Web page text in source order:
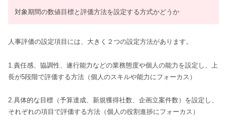
対象期間の数値目標と評価方法を設定する方式かどうか
人事評価の設定項目には、大きく２つの設定方法があります。
1.責任感、協調性、遂行能力などの業務態度や個人の能力を設定し、上
長が5段階で評価する方法（個人のスキルや能力にフォーカス）
2.具体的な目標（予算達成、新規獲得社数、企画立案件数）を設定し、
それぞれの項目で評価する方法（個人の役割進捗にフォーカス）